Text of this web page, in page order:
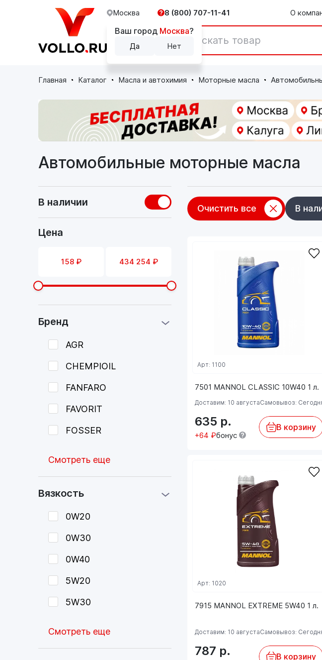
Москва
Ваш город Москва?
Да Нет
8 (800) 707-11-41 О
Каталог
Главная Каталог Масла и автохимия Моторные масла
Автомобильные моторные масла
В наличии
Цена
Бренд
AGR
CHEMPIOIL
FANFARO
FAVORIT
FOSSER
Смотреть еще
Вязкость
0W20
0W30
0W40
5W20
5W30
Смотреть еще
Очистить все В
7501 MANNOL CLASSIC 10W40 1 л.
Арт: 1100
Доставим: 10 августаСамовывоз:
635 р.
+64 ₽бонус
В корзину
7915 MANNOL EXTREME 5W40 1 л.
Арт: 1020
Доставим: 10 августаСамовывоз:
787 р. В корзину